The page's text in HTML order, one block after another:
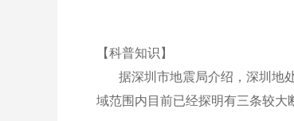
【科普知识】
据深圳市地震局介绍，深圳地
域范围内目前已经探明有三条较